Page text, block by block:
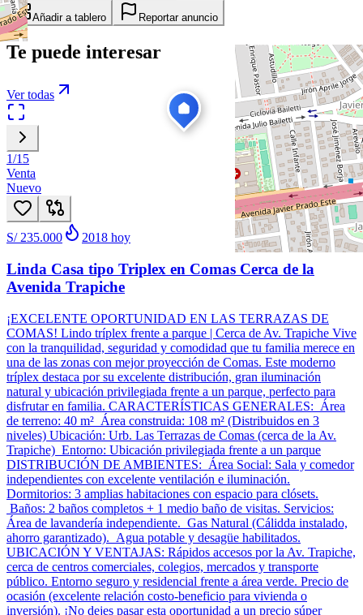
Añadir a tablero Reportar anuncio
Te puede interesar
Ver todas
1/15
Venta
Nuevo
S/ 235.000 2018 hoy
Linda Casa tipo Triplex en Comas Cerca de la
Avenida Trapiche
¡EXCELENTE OPORTUNIDAD EN LAS TERRAZAS DE
COMAS! Lindo tríplex frente a parque | Cerca de Av. Trapiche Vive
con la tranquilidad, seguridad y comodidad que tu familia merece en
una de las zonas con mejor proyección de Comas. Este moderno
tríplex destaca por su excelente distribución, gran iluminación
natural y ubicación privilegiada frente a un parque, perfecto para
disfrutar en familia. CARACTERÍSTICAS GENERALES: Área
de terreno: 40 m² Área construida: 108 m² (Distribuidos en 3
niveles) Ubicación: Urb. Las Terrazas de Comas (cerca de la Av.
Trapiche) Entorno: Ubicación privilegiada frente a un parque
DISTRIBUCIÓN DE AMBIENTES: Área Social: Sala y comedor
independientes con excelente ventilación e iluminación.
Dormitorios: 3 amplias habitaciones con espacio para clósets.
Baños: 2 baños completos + 1 medio baño de visitas. Servicios:
Área de lavandería independiente. Gas Natural (Cálidda instalado,
ahorro garantizado). Agua potable y desagüe habilitados.
UBICACIÓN Y VENTAJAS: Rápidos accesos por la Av. Trapiche,
cerca de centros comerciales, colegios, mercados y transporte
público. Entorno seguro y residencial frente a área verde. Precio de
ocasión (excelente relación costo-beneficio para vivienda o
inversión). ¡No dejes pasar esta oportunidad a un precio súper